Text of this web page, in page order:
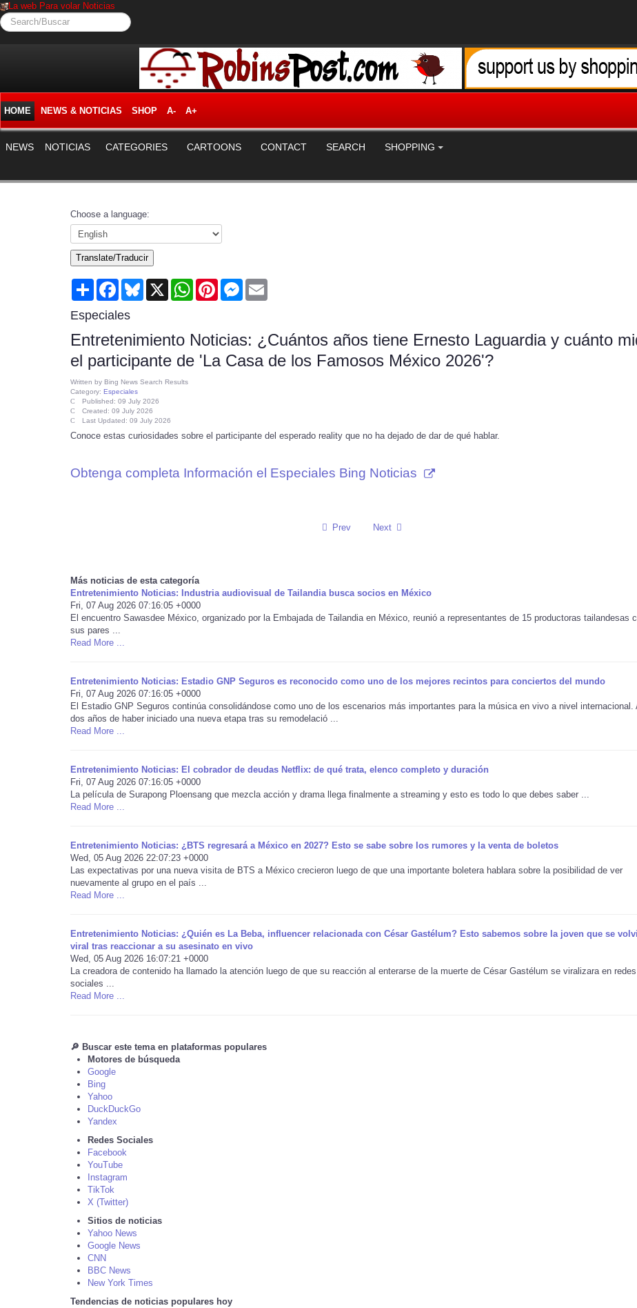
La web Para volar Noticias
Search/Buscar
HOME NEWS & NOTICIAS SHOP A- A+
NEWS NOTICIAS CATEGORIES CARTOONS CONTACT SEARCH SHOPPING
Choose a language:
Translate/Traducir
Share FacebookBluesky
X WhatsAppPinterestMessenger
Especiales
Entretenimiento Noticias: ¿Cuántos años tiene Ernesto Laguardia y cuánto
el participante de 'La Casa de los Famosos México 2026'?
Written by Bing News Search Results
Category: Especiales
Published: 09 July 2026
Created: 09 July 2026
Last Updated: 09 July 2026
Conoce estas curiosidades sobre el participante del esperado reality que no ha dejado de dar de qué hablar.
Obtenga completa Información el Especiales Bing Noticias
Prev Next
Más noticias de esta categoría
Entretenimiento Noticias: Industria audiovisual de Tailandia busca socios en México
Fri, 07 Aug 2026 07:16:05 +0000
El encuentro Sawasdee México, organizado por la Embajada de Tailandia en México, reunió a representantes de 15 productoras tailandesas
sus pares ...
Read More ...
Entretenimiento Noticias: Estadio GNP Seguros es reconocido como uno de los mejores recintos para conciertos del mundo
Fri, 07 Aug 2026 07:16:05 +0000
El Estadio GNP Seguros continúa consolidándose como uno de los escenarios más importantes para la música en vivo a nivel internacional.
dos años de haber iniciado una nueva etapa tras su remodelació ...
Read More ...
Entretenimiento Noticias: El cobrador de deudas Netflix: de qué trata, elenco completo y duración
Fri, 07 Aug 2026 07:16:05 +0000
La película de Surapong Ploensang que mezcla acción y drama llega finalmente a streaming y esto es todo lo que debes saber ...
Read More ...
Entretenimiento Noticias: ¿BTS regresará a México en 2027? Esto se sabe sobre los rumores y la venta de boletos
Wed, 05 Aug 2026 22:07:23 +0000
Las expectativas por una nueva visita de BTS a México crecieron luego de que una importante boletera hablara sobre la posibilidad de ver
nuevamente al grupo en el país ...
Read More ...
Entretenimiento Noticias: ¿Quién es La Beba, influencer relacionada con César Gastélum? Esto sabemos sobre la joven que se
viral tras reaccionar a su asesinato en vivo
Wed, 05 Aug 2026 16:07:21 +0000
La creadora de contenido ha llamado la atención luego de que su reacción al enterarse de la muerte de César Gastélum se viralizara en redes
sociales ...
Read More ...
🔎 Buscar este tema en plataformas populares
Motores de búsqueda
Google
Bing
Yahoo
DuckDuckGo
Yandex
Redes Sociales
Facebook
YouTube
Instagram
TikTok
X (Twitter)
Sitios de noticias
Yahoo News
Google News
CNN
BBC News
New York Times
Tendencias de noticias populares hoy